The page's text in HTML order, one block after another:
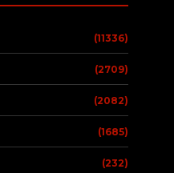
(11336)
(2709)
(2082)
(1685)
(232)